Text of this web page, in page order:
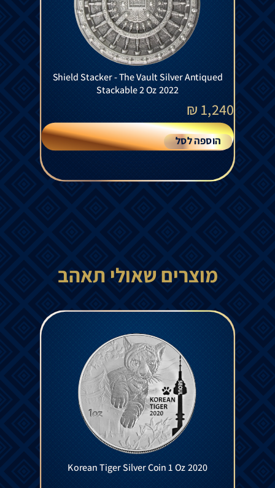
Shield Stacker - The Vault Silver Antiqued
Stackable 2 Oz 2022
1,240
₪
הוספה לסל
מוצרים שאולי תאהב
Korean Tiger Silver Coin 1 Oz 2020